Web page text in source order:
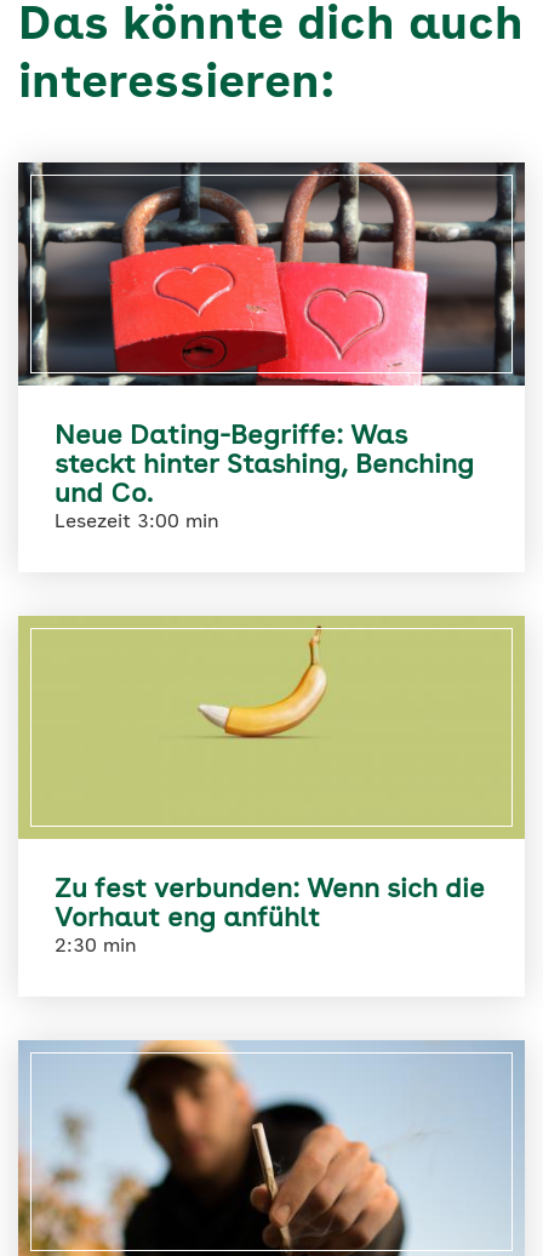
Das könnte dich auch
interessieren:
Neue Dating-Begriffe: Was
steckt hinter Stashing, Benching
und Co.
Lesezeit 3:00 min
Zu fest verbunden: Wenn sich die
Vorhaut eng anfühlt
2:30 min